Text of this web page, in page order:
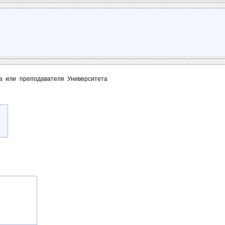
или преподавателя Университета